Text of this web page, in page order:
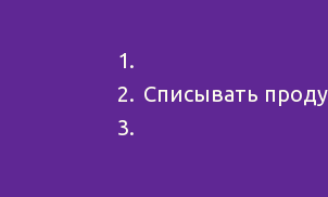
Списывать